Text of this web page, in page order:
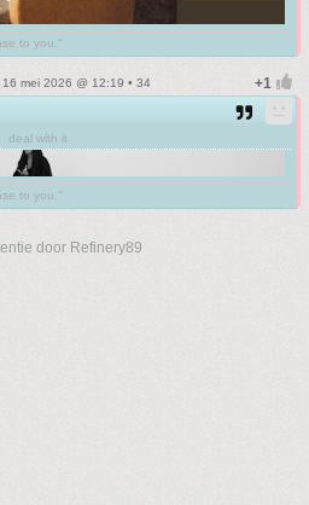
to you.''
16 mei 2026 @ 12:19 • 34
deal with it
to you.''
door Refinery89